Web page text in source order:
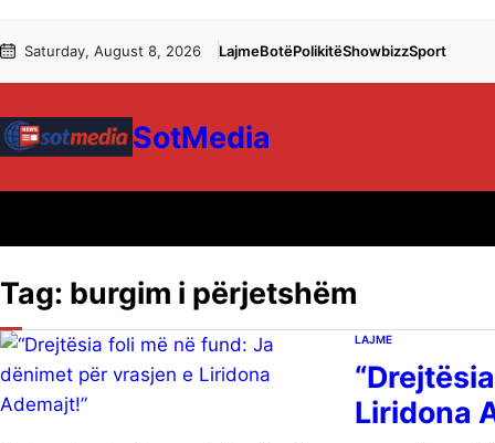
to
to Saturday, August 8, 2026 LajmeBotëPolikitëShowbizzSport
SotMedia
Tag: burgim i përjetshëm
LAJME
Liridona